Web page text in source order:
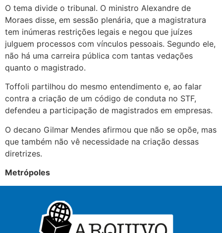
O tema divide o tribunal. O ministro Alexandre de
Moraes disse, em sessão plenária, que a magistratura
tem inúmeras restrições legais e negou que juízes
julguem processos com vínculos pessoais. Segundo ele,
não há uma carreira pública com tantas vedações
quanto o magistrado.
Toffoli partilhou do mesmo entendimento e, ao falar
contra a criação de um código de conduta no STF,
defendeu a participação de magistrados em empresas.
O decano Gilmar Mendes afirmou que não se opõe, mas
que também não vê necessidade na criação dessas
diretrizes.
Metrópoles